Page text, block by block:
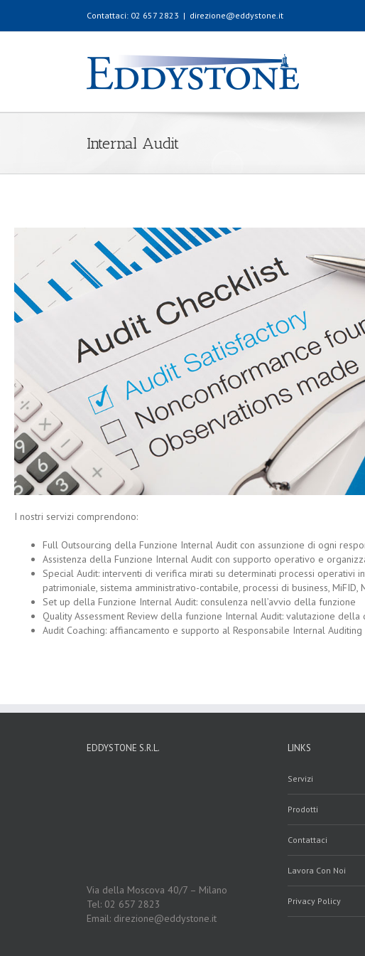
Contattaci: 02 657 2823 | direzione@eddystone.it
Internal Audit
I nostri servizi comprendono:
Full Outsourcing della Funzione Internal Audit con assunzione di ogni
Assistenza della Funzione Internal Audit con supporto operativo e
Special Audit: interventi di verifica mirati su determinati processi operativi
patrimoniale, sistema amministrativo-contabile, processi di business,
Set up della Funzione Internal Audit: consulenza nell’avvio della funzione
Quality Assessment Review della funzione Internal Audit: valutazione
Audit Coaching: affiancamento e supporto al Responsabile Internal
EDDYSTONE S.R.L.
Via della Moscova 40/7 – Milano
Tel: 02 657 2823
Email: direzione@eddystone.it
LINKS
Servizi
Prodotti
Contattaci
Lavora Con Noi
Privacy Policy